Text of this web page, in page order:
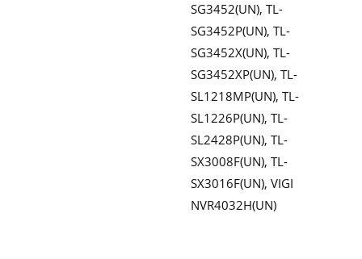
SG3452(UN), TL-
SG3452P(UN), TL-
SG3452X(UN), TL-
SG3452XP(UN), TL-
SL1218MP(UN), TL-
SL1226P(UN), TL-
SL2428P(UN), TL-
SX3008F(UN), TL-
SX3016F(UN), VIGI
NVR4032H(UN)